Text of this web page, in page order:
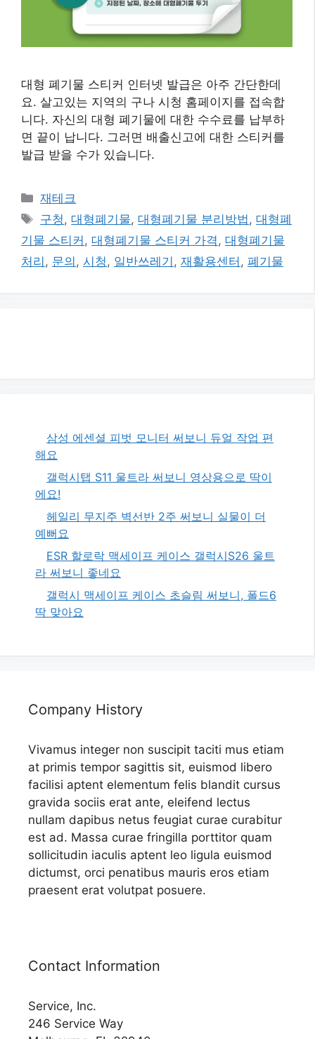
대형 폐기물 스티커 인터넷 발급은 아주 간단한데
요. 살고있는 지역의 구나 시청 홈페이지를 접속합
니다. 자신의 대형 폐기물에 대한 수수료를 납부하
면 끝이 납니다. 그러면 배출신고에 대한 스티커를
발급 받을 수가 있습니다.
카
테
고
리
재테크
태
그
구청 ,대형폐기물,대형폐기물 분리방법 ,대형폐
기물 스티커 , 대형폐기물 스티커 가격 , 대형폐기물
처리 , 문의 , 시청 , 일반쓰레기 , 재활용센터 , 폐기물
삼성 에센셜 피벗 모니터 써보니 듀얼 작업 편
해요
갤럭시탭 S11 울트라 써보니 영상용으로 딱이
에요!
헤일리 무지주 벽선반 2주 써보니 실물이 더
예뻐요
ESR 할로락 맥세이프 케이스 갤럭시S26 울트
라 써보니 좋네요
갤럭시 맥세이프 케이스 초슬림 써보니, 폴드6
딱 맞아요
Company History
Vivamus integer non suscipit taciti mus etiam
at primis tempor sagittis sit, euismod libero
facilisi aptent elementum felis blandit cursus
gravida sociis erat ante, eleifend lectus
nullam dapibus netus feugiat curae curabitur
est ad. Massa curae fringilla porttitor quam
sollicitudin iaculis aptent leo ligula euismod
dictumst, orci penatibus mauris eros etiam
praesent erat volutpat posuere.
Contact Information
Service, Inc.
246 Service Way